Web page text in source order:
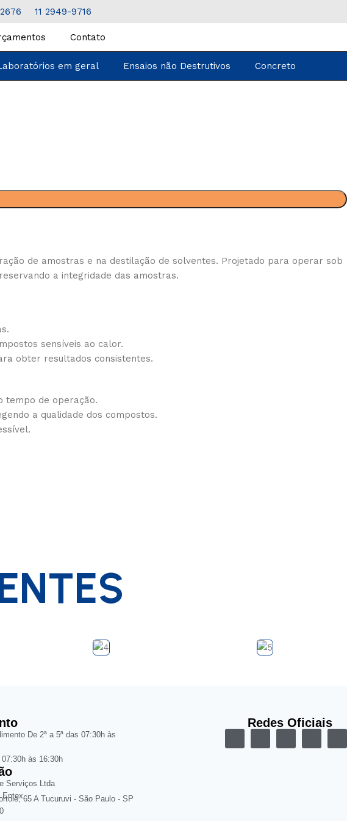
11 2949-9716
Contato
em geral Ensaios não Destrutivos Concreto
de amostras e na destilação de solventes. Projetado para operar sob
a integridade das amostras.
sensíveis ao calor.
obter resultados consistentes.
tempo de operação.
a qualidade dos compostos.
De 2ª a 5ª das 07:30h às
às 16:30h
Serviços Ltda
Entex65 A Tucuruvi - São Paulo - SP
Redes Oficiais